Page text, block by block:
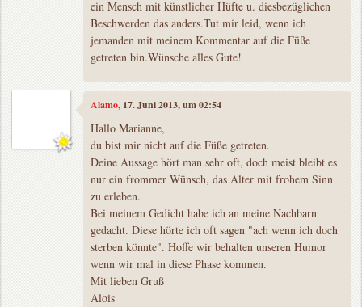
ein Mensch mit künstlicher Hüfte u. diesbezüglichen
Beschwerden das anders.Tut mir leid, wenn ich
jemanden mit meinem Kommentar auf die Füße
getreten bin.Wünsche alles Gute!
Alamo, 17. Juni 2013, um 02:54
Hallo Marianne,
du bist mir nicht auf die Füße getreten.
Deine Aussage hört man sehr oft, doch meist bleibt es
nur ein frommer Wünsch, das Alter mit frohem Sinn
zu erleben.
Bei meinem Gedicht habe ich an meine Nachbarn
gedacht. Diese hörte ich oft sagen "ach wenn ich doch
sterben könnte". Hoffe wir behalten unseren Humor
wenn wir mal in diese Phase kommen.
Mit lieben Gruß
Alois